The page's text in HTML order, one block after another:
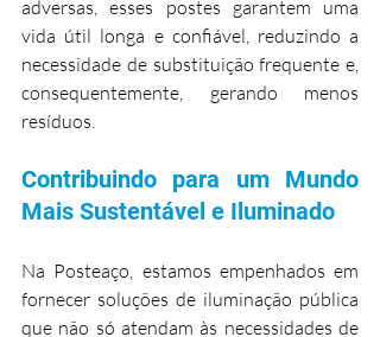
adversas, esses postes garantem uma
vida útil longa e confiável, reduzindo a
necessidade de substituição frequente e,
consequentemente, gerando menos
resíduos.
Contribuindo para um Mundo
Mais Sustentável e Iluminado
Na Posteaço, estamos empenhados em
fornecer soluções de iluminação pública
que não só atendam às necessidades de